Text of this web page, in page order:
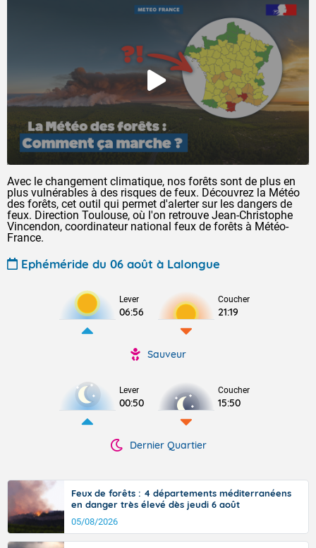
Avec le changement climatique, nos forêts sont de plus en
plus vulnérables à des risques de feux. Découvrez la Météo
des forêts, cet outil qui permet d'alerter sur les dangers de
feux. Direction Toulouse, où l'on retrouve Jean-Christophe
Vincendon, coordinateur national feux de forêts à Météo-
France.
Ephéméride du 06 août à Lalongue
Lever
06:56
Coucher
21:19
Sauveur
Lever
00:50
Coucher
15:50
Dernier Quartier
Feux de forêts : 4 départements méditerranéens
en danger très élevé dès jeudi 6 août
05/08/2026